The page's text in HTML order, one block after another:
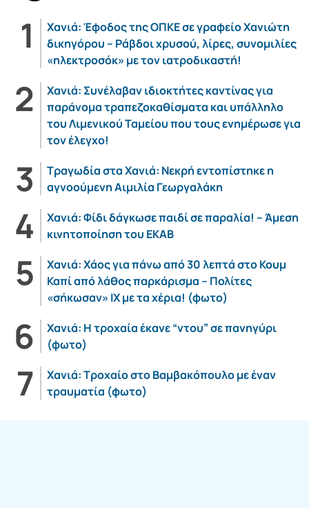
Χανιά: Έφοδος της ΟΠΚΕ σε γραφείο Χανιώτη
δικηγόρου – Ράβδοι χρυσού, λίρες, συνομιλίες
«ηλεκτροσόκ» με τον ιατροδικαστή!
Χανιά: Συνέλαβαν ιδιοκτήτες καντίνας για
παράνομα τραπεζοκαθίσματα και υπάλληλο
του Λιμενικού Ταμείου που τους ενημέρωσε για
τον έλεγχο!
Τραγωδία στα Χανιά: Νεκρή εντοπίστηκε η
αγνοούμενη Αιμιλία Γεωργαλάκη
Χανιά: Φίδι δάγκωσε παιδί σε παραλία! – Άμεση
κινητοποίηση του ΕΚΑΒ
Χανιά: Χάος για πάνω από 30 λεπτά στο Κουμ
Καπί από λάθος παρκάρισμα – Πολίτες
«σήκωσαν» ΙΧ με τα χέρια! (φωτο)
Χανιά: Η τροχαία έκανε “ντου” σε πανηγύρι
(φωτο)
Χανιά: Τροχαίο στο Βαμβακόπουλο με έναν
τραυματία (φωτο)